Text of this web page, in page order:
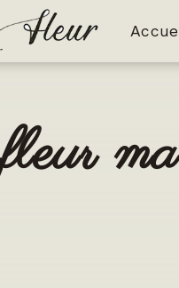
fleur